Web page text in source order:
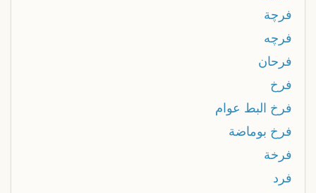
فرچة
فرچه
فرحان
فرخ
فرخ البط عوام
فرخ بوماضة
فرخة
فرد